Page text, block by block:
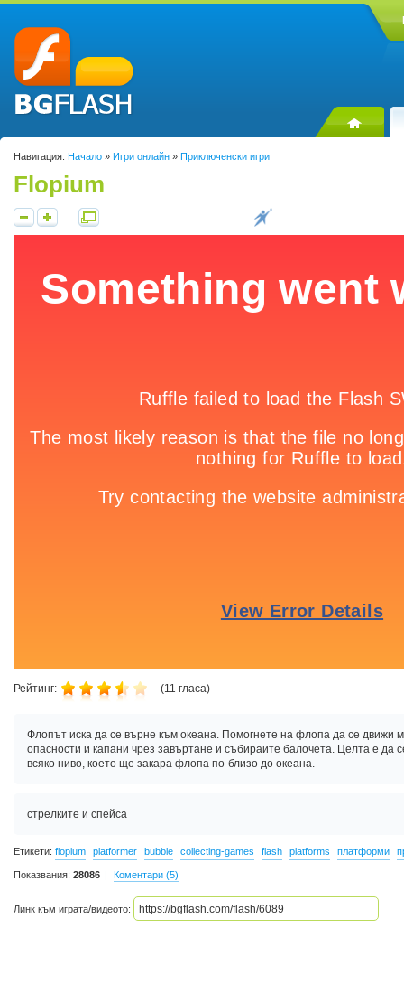
Навигация: Начало » Игри онлайн » Приключенски игри
Flopium
Рейтинг: (11 гласа)
Флопът иска да се върне към океана. Помогнете на флопа да се движи
опасности и капани чрез завъртане и събираите балочета. Целта е да
всяко ниво, което ще закара флопа по-близо до океана.
стрелките и спейса
Етикети: flopium platformer bubble collecting-games flash platforms платформи
Показвания: 28086 Коментари (5)
Линк към играта/видеото: